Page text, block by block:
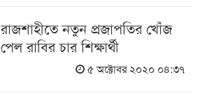
রাজশাহীতে নতুন প্রজাপতির খোঁজ
পেল রাবির চার শিক্ষার্থী
৫ অক্টোবর ২০২০ ০৪:৩৭